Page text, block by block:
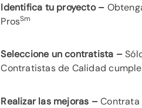
Identifica tu proyecto –
ProsSm
Seleccione un contratista –
Contratistas de Calidad
Realizar las mejoras –Contrata